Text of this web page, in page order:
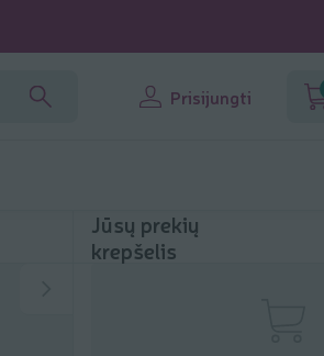
Prisijungti
Jūsų prekių
krepšelis